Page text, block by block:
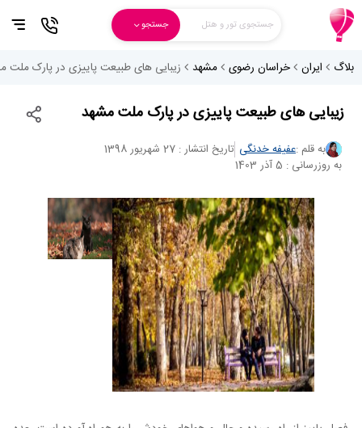
جستجوی تور و هتل جستجو
بلاگ ایران خراسان رضوی مشهد زیبایی های طبیعت پاییزی در پارک ملت
زیبایی های طبیعت پاییزی در پارک ملت مشهد
به قلم :عفیفه خدنگی تاریخ انتشار : 27 شهریور 1398
به روزرسانی : 5 آذر 1403